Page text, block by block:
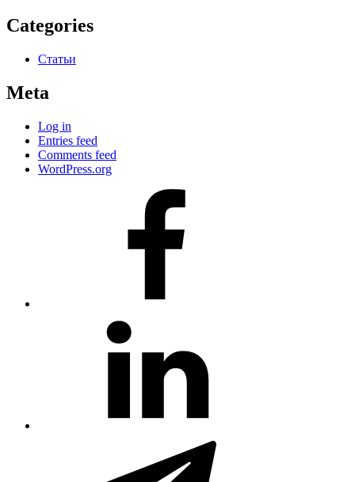
Categories
Статьи
Meta
Log in
Entries feed
Comments feed
WordPress.org